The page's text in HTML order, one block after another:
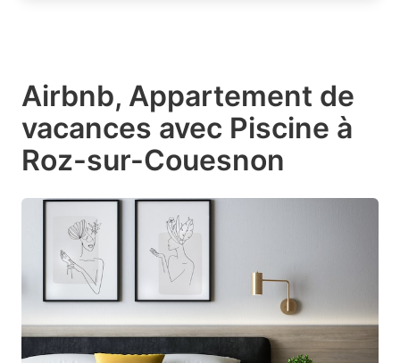
Airbnb, Appartement de
vacances avec Piscine à
Roz-sur-Couesnon